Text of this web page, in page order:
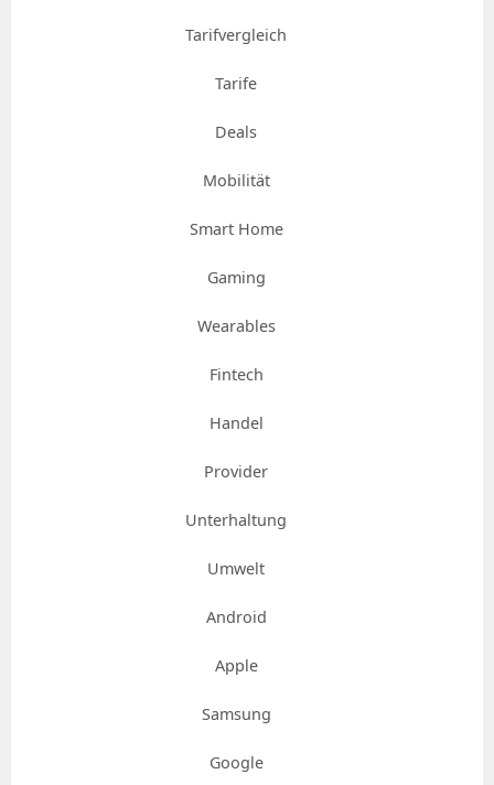
Tarifvergleich
Tarife
Deals
Mobilität
Smart Home
Gaming
Wearables
Fintech
Handel
Provider
Unterhaltung
Umwelt
Android
Apple
Samsung
Google